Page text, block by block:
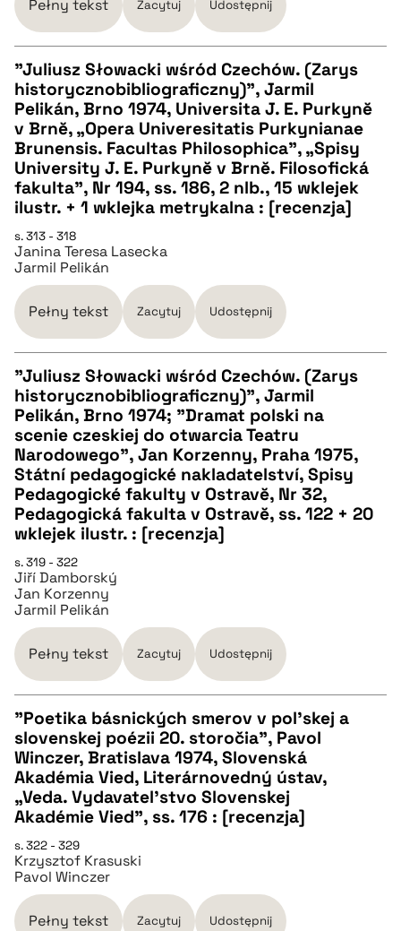
Pełny tekst Zacytuj Udostępnij
CZYSTY TEKST
pobierz cytat
BIBTEX
pobierz cytat
"Juliusz Słowacki wśród Czechów. (Zarys
historycznobibliograficzny)", Jarmil
Pelikán, Brno 1974, Universita J. E. Purkynĕ
v Brnĕ, „Opera Univeresitatis Purkynianae
Brunensis. Facultas Philosophica”, „Spisy
University J. E. Purkynĕ v Brnĕ. Filosofická
fakulta”, Nr 194, ss. 186, 2 nlb., 15 wklejek
ilustr. + 1 wklejka metrykalna : [recenzja]
s. 313 - 318
Janina Teresa Lasecka
Jarmil Pelikán
Pełny tekst Zacytuj Udostępnij
CZYSTY TEKST
pobierz cytat
BIBTEX
pobierz cytat
"Juliusz Słowacki wśród Czechów. (Zarys
historycznobibliograficzny)", Jarmil
Pelikán, Brno 1974; "Dramat polski na
scenie czeskiej do otwarcia Teatru
Narodowego", Jan Korzenny, Praha 1975,
Státní pedagogické nakladatelství, Spisy
Pedagogické fakulty v Ostravĕ, Nr 32,
Pedagogická fakulta v Ostravĕ, ss. 122 + 20
wklejek ilustr. : [recenzja]
s. 319 - 322
Jiří Damborský
Jan Korzenny
Jarmil Pelikán
Pełny tekst Zacytuj Udostępnij
CZYSTY TEKST
pobierz cytat
BIBTEX
pobierz cytat
"Poetika básnických smerov v pol’skej a
slovenskej poézii 20. storočia", Pavol
Winczer, Bratislava 1974, Slovenská
Akadémia Vied, Literárnovedný ústav,
„Veda. Vydavatel’stvo Slovenskej
Akadémie Vied”, ss. 176 : [recenzja]
s. 322 - 329
Krzysztof Krasuski
Pavol Winczer
Pełny tekst Zacytuj Udostępnij